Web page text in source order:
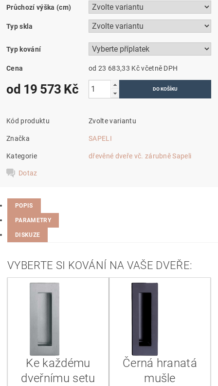
Průchozí výška (cm)
Typ skla
Typ kování
Cena od 23 683,33 Kčvčetně DPH
od 19 573 Kč
Kód produktu Zvolte variantu
Značka SAPELI
Kategorie dřevěné dveře vč. zárubně Sapeli
Dotaz
POPIS
PARAMETRY
DISKUZE
VYBERTE SI KOVÁNÍ NA VAŠE DVEŘE:
Ke každému
dveřnímu setu
Černá hranatá
mušle